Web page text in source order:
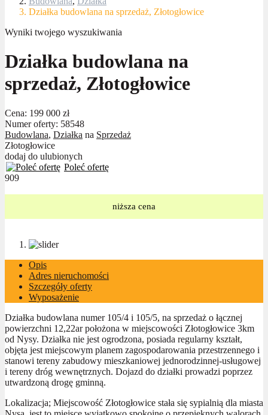
Działka budowlana na sprzedaż, Złotogłowice
Wyniki twojego wyszukiwania
Działka budowlana na
sprzedaż, Złotogłowice
Cena: 199 000 zł
Numer oferty: 58548
Budowlana, Działka na Sprzedaż
Złotogłowice
dodaj do ulubionych
Poleć ofertę
909
niższa cena
Opis
Adres nieruchomości
Szczegóły oferty
Wyposażenie
Działka budowlana numer 105/4 i 105/5, na sprzedaż o łącznej
powierzchni 12,22ar położona w miejscowości Złotogłowice 3km
od Nysy. Działka nie jest ogrodzona, posiada regularny kształt,
objęta jest miejscowym planem zagospodarowania przestrzennego i
stanowi tereny zabudowy mieszkaniowej jednorodzinnej-usługowej
i tereny dróg wewnętrznych. Dojazd do działki prowadzi poprzez
utwardzoną drogę gminną.
Lokalizacja; Miejscowość Złotogłowice stała się sypialnią dla miasta